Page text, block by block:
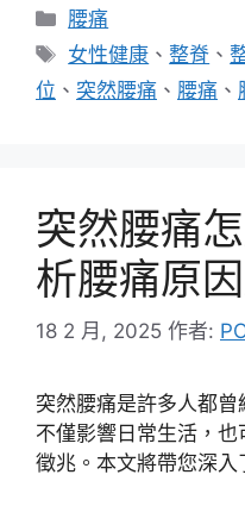
分
類
腰痛
標
籤
女性健康 、整脊 、
位 、 突然腰痛 、 腰痛 、
突然腰痛
析腰痛原
18 2 月, 2025 作者:
突然腰痛是許多人都
不僅影響日常生活，
徵兆。本文將帶您深